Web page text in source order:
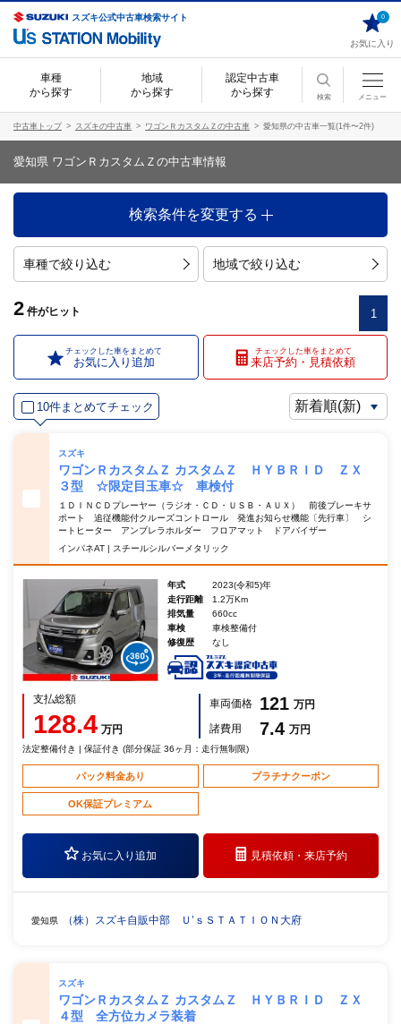
スズキ公式中古車検索サイト
お気に入り
0
車種
から探す
地域
から探す
認定中古車
から探す
検索 メニュー
中古車トップ スズキの中古車 ワゴンＲカスタムＺの中古車 愛知県の中古車一覧(1件〜2件)
愛知県 ワゴンＲカスタムＺの中古車情報
検索条件を変更する
車種で絞り込む 地域で絞り込む
2 件がヒット 1
チェックした車をまとめて
お気に入り追加
チェックした車をまとめて
来店予約・見積依頼
10件まとめてチェック
スズキ
ワゴンＲカスタムＺ カスタムＺ ＨＹＢＲＩＤ ＺＸ
３型 ☆限定目玉車☆ 車検付
１ＤＩＮＣＤプレーヤー（ラジオ・ＣＤ・ＵＳＢ・ＡＵＸ） 前後ブレーキサ
ポート 追従機能付クルーズコントロール 発進お知らせ機能〔先行車〕 シ
ートヒーター アンブレラホルダー フロアマット ドアバイザー
インパネAT | スチールシルバーメタリック
年式
2023(令和5)年
走行距離
1.2万Km
排気量
660cc
車検
車検整備付
修復歴
なし
支払総額
128.4 万円
車両価格 121 万円
諸費用
7.4 万円
法定整備付き | 保証付き (部分保証 36ヶ月：走行無制限)
パック料金あり プラチナクーポン
OK保証プレミアム
お気に入り追加 見積依頼・来店予約
愛知県 （株）スズキ自販中部 Ｕ’ｓＳＴＡＴＩＯＮ大府
スズキ
ワゴンＲカスタムＺ カスタムＺ ＨＹＢＲＩＤ ＺＸ
４型 全方位カメラ装着